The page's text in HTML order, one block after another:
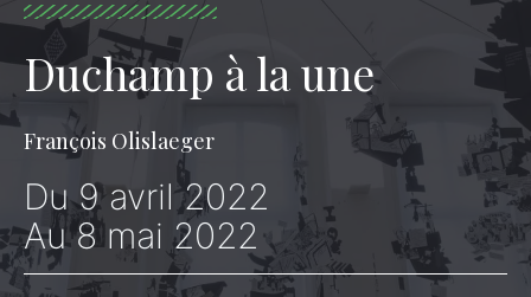
Duchamp à la une
François Olislaeger
Du 9 avril 2022
Au 8 mai 2022